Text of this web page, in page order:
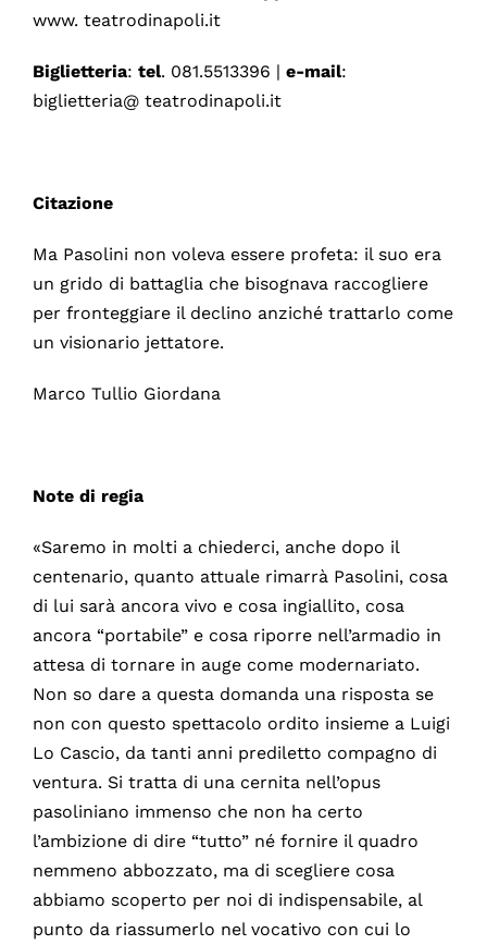
www. teatrodinapoli.it
Biglietteria: tel. 081.5513396 | e-mail:
biglietteria@ teatrodinapoli.it
Citazione
Ma Pasolini non voleva essere profeta: il suo era
un grido di battaglia che bisognava raccogliere
per fronteggiare il declino anziché trattarlo come
un visionario jettatore.
Marco Tullio Giordana
Note di regia
«Saremo in molti a chiederci, anche dopo il
centenario, quanto attuale rimarrà Pasolini, cosa
di lui sarà ancora vivo e cosa ingiallito, cosa
ancora “portabile” e cosa riporre nell’armadio in
attesa di tornare in auge come modernariato.
Non so dare a questa domanda una risposta se
non con questo spettacolo ordito insieme a Luigi
Lo Cascio, da tanti anni prediletto compagno di
ventura. Si tratta di una cernita nell’opus
pasoliniano immenso che non ha certo
l’ambizione di dire “tutto” né fornire il quadro
nemmeno abbozzato, ma di scegliere cosa
abbiamo scoperto per noi di indispensabile, al
punto da riassumerlo nel vocativo con cui lo